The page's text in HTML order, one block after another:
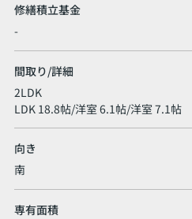
修繕積立基金
-
間取り/詳細
2LDK
LDK 18.8帖/洋室 6.1帖/洋室 7.1帖
向き
南
専有面積